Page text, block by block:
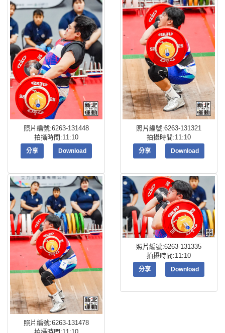
照片編號:6263-131448
拍攝時間:11:10
分享 Download
照片編號:6263-131321
拍攝時間:11:10
分享 Download
照片編號:6263-131478
照片編號:6263-131335
拍攝時間:11:10
分享 Download